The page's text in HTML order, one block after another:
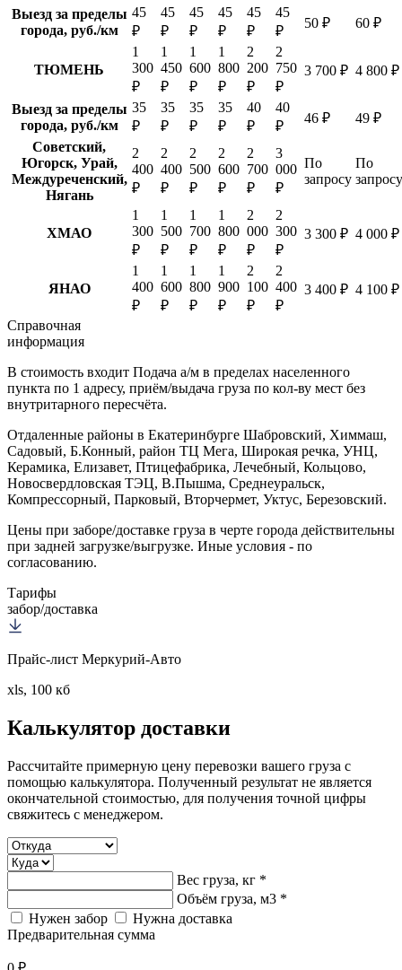
Выезд за пределы
города, руб./км
45
₽
45
₽
45
₽
45
₽
45
₽
45
₽
50 ₽ 60 ₽
ТЮМЕНЬ
1
300
₽
1
450
₽
1
600
₽
1
800
₽
2
200
₽
2
750
₽
3 700 ₽ 4 800 ₽
Выезд за пределы
города, руб./км
35
₽
35
₽
35
₽
35
₽
40
₽
40
₽
46 ₽
49 ₽
Советский,
Югорск, Урай,
Междуреченский,
Нягань
2
400
₽
2
400
₽
2
500
₽
2
600
₽
2
700
₽
3
000
₽
По
запросу
По
запросу
ХМАО
1
300
₽
1
500
₽
1
700
₽
1
800
₽
2
000
₽
2
300
₽
3 300 ₽ 4 000 ₽
ЯНАО
1
400
₽
1
600
₽
1
800
₽
1
900
₽
2
100
₽
2
400
₽
3 400 ₽ 4 100 ₽
Справочная
информация
В стоимость входит Подача а/м в пределах населенного
пункта по 1 адресу, приём/выдача груза по кол-ву мест без
внутритарного пересчёта.
Отдаленные районы в Екатеринбурге Шабровский, Химмаш,
Садовый, Б.Конный, район ТЦ Мега, Широкая речка, УНЦ,
Керамика, Елизавет, Птицефабрика, Лечебный, Кольцово,
Новосвердловская ТЭЦ, В.Пышма, Среднеуральск,
Компрессорный, Парковый, Вторчермет, Уктус, Березовский.
Цены при заборе/доставке груза в черте города действительны
при задней загрузке/выгрузке. Иные условия - по
согласованию.
Тарифы
забор/доставка
Прайс-лист Меркурий-Авто
xls, 100 кб
Калькулятор доставки
Рассчитайте примерную цену перевозки вашего груза с
помощью калькулятора. Полученный результат не является
окончательной стоимостью, для получения точной цифры
свяжитесь с менеджером.
Вес груза, кг *
Объём груза, м3 *
Нужен забор
Нужна доставка
Предварительная сумма